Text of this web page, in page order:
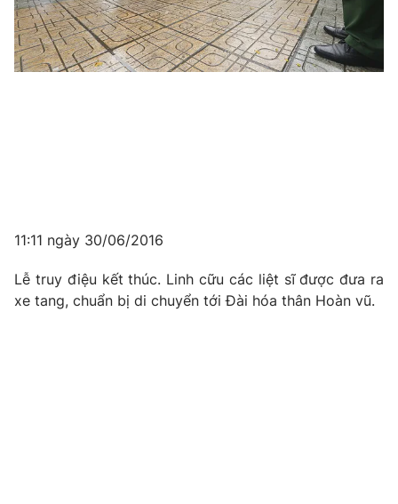
11:11 ngày 30/06/2016
Lễ truy điệu kết thúc. Linh cữu các liệt sĩ được đưa ra
xe tang, chuẩn bị di chuyển tới Đài hóa thân Hoàn vũ.